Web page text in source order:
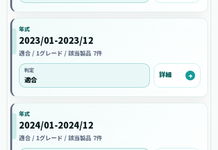
年式
2023/01-2023/12
適合 / 1グレード / 該当製品 7件
判定
適合
詳細
年式
2024/01-2024/12
適合 / 1グレード / 該当製品 7件